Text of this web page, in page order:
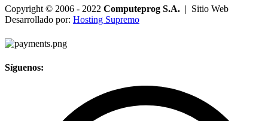
Copyright © 2006 - 2022 Computeprog S.A. | Sitio Web
Desarrollado por: Hosting Supremo
Síguenos: